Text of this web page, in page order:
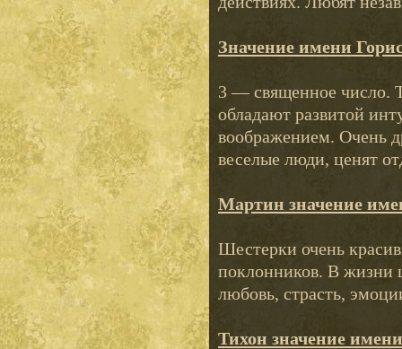
Значение имени
3 — священное число.
обладают развитой
воображением. Очень
веселые люди, ценят
Мартин значение
Шестерки очень
поклонников. В жизни
любовь, страсть,
Тихон значение имени